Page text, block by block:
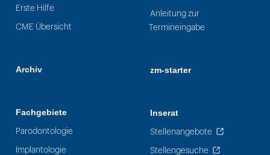
Erste Hilfe
CME Übersicht
Archiv
Fachgebiete
Parodontologie
Implantologie
Anleitung zur
Termineingabe
zm-starter
Inserat
Stellenangebote
Stellengesuche